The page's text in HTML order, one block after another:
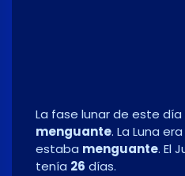
La fase lunar de este
menguante. La Luna
estaba menguante. El
tenía 26 días.